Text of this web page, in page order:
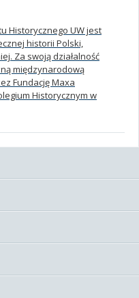
Historycznego UW jest
historii Polski,
Za swoją działalność
międzynarodową
Fundację Maxa
Historycznym w